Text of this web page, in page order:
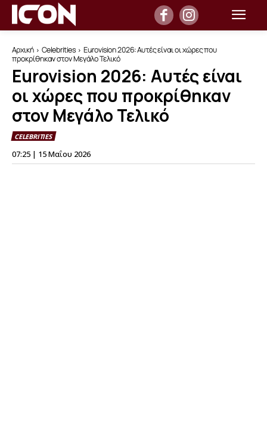
Αρχική Celebrities
Eurovision 2026: Αυτές είναι οι χώρες που
προκρίθηκαν στον Μεγάλο Τελικό
Eurovision 2026: Αυτές είναι
οι χώρες που προκρίθηκαν
στον Μεγάλο Τελικό
CELEBRITIES
07:25 | 15 Μαΐου 2026